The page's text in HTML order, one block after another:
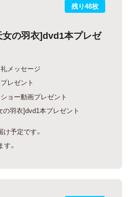
残り48枚
の羽衣]dvd1本プレゼ
メッセージ
レゼント
ョー動画プレゼント
羽衣]dvd1本プレゼント
予定です。
。